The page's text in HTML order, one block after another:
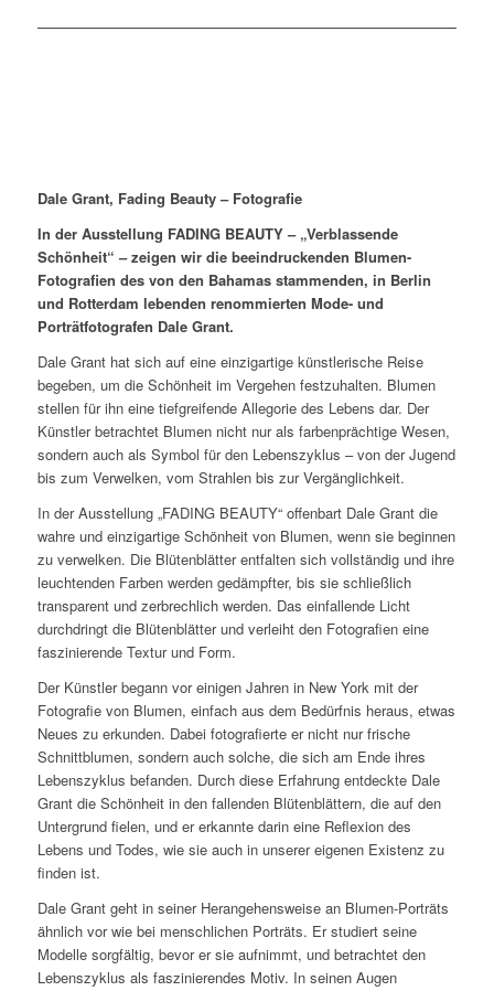
Dale Grant, Fading Beauty – Fotografie
In der Ausstellung FADING BEAUTY – „Verblassende
Schönheit“ – zeigen wir die beeindruckenden Blumen-
Fotografien des von den Bahamas stammenden, in Berlin
und Rotterdam lebenden renommierten Mode- und
Porträtfotografen Dale Grant.
Dale Grant hat sich auf eine einzigartige künstlerische Reise
begeben, um die Schönheit im Vergehen festzuhalten. Blumen
stellen für ihn eine tiefgreifende Allegorie des Lebens dar. Der
Künstler betrachtet Blumen nicht nur als farbenprächtige Wesen,
sondern auch als Symbol für den Lebenszyklus – von der Jugend
bis zum Verwelken, vom Strahlen bis zur Vergänglichkeit.
In der Ausstellung „FADING BEAUTY“ offenbart Dale Grant die
wahre und einzigartige Schönheit von Blumen, wenn sie beginnen
zu verwelken. Die Blütenblätter entfalten sich vollständig und ihre
leuchtenden Farben werden gedämpfter, bis sie schließlich
transparent und zerbrechlich werden. Das einfallende Licht
durchdringt die Blütenblätter und verleiht den Fotografien eine
faszinierende Textur und Form.
Der Künstler begann vor einigen Jahren in New York mit der
Fotografie von Blumen, einfach aus dem Bedürfnis heraus, etwas
Neues zu erkunden. Dabei fotografierte er nicht nur frische
Schnittblumen, sondern auch solche, die sich am Ende ihres
Lebenszyklus befanden. Durch diese Erfahrung entdeckte Dale
Grant die Schönheit in den fallenden Blütenblättern, die auf den
Untergrund fielen, und er erkannte darin eine Reflexion des
Lebens und Todes, wie sie auch in unserer eigenen Existenz zu
finden ist.
Dale Grant geht in seiner Herangehensweise an Blumen-Porträts
ähnlich vor wie bei menschlichen Porträts. Er studiert seine
Modelle sorgfältig, bevor er sie aufnimmt, und betrachtet den
Lebenszyklus als faszinierendes Motiv. In seinen Augen